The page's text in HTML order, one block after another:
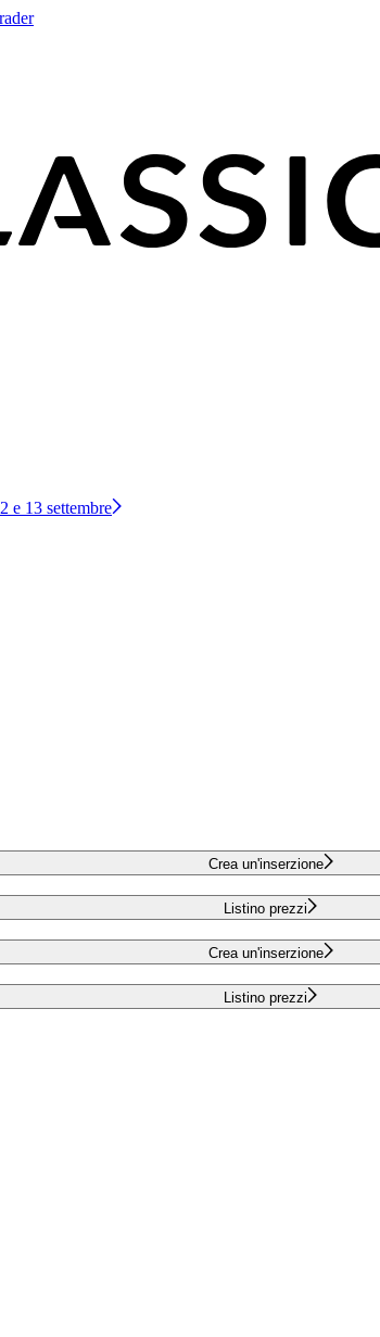
e 13 settembre
Crea un'inserzione
Listino prezzi
Crea un'inserzione
Listino prezzi